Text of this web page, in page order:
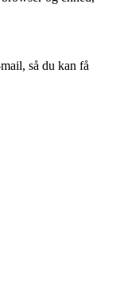
så du kan få